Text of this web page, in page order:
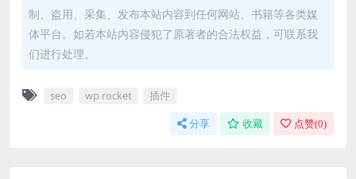
制、盗用、采集、发布本站内容到任何网站、书籍等各类媒
体平台。如若本站内容侵犯了原著者的合法权益，可联系我
们进行处理。
seo wp rocket 插件
分享 收藏 点赞(0)